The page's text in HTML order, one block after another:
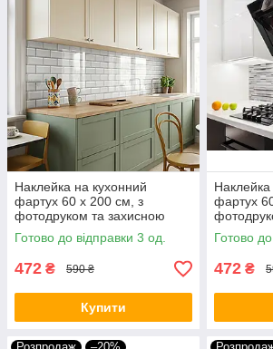
Наклейка на кухонний
фартух 60 х 200 см, з
фотодруком та захисною
ламінацією світлі цеглини
(БП-s_tx296)
Готово до відправки 3 од.
472 ₴ 590 ₴
Купити
фартух
плитка
Готово
472 ₴